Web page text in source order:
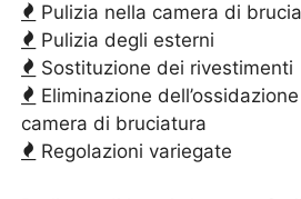
Pulizia nella camera di
Pulizia degli esterni
Sostituzione dei rivestimenti
Eliminazione
camera di bruciatura
Regolazioni variegate